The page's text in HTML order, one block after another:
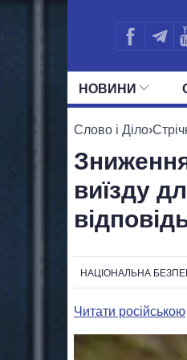
НОВИНИ
Слово і Діло›
виїзду
НАЦІОНАЛЬНА
Читати російською